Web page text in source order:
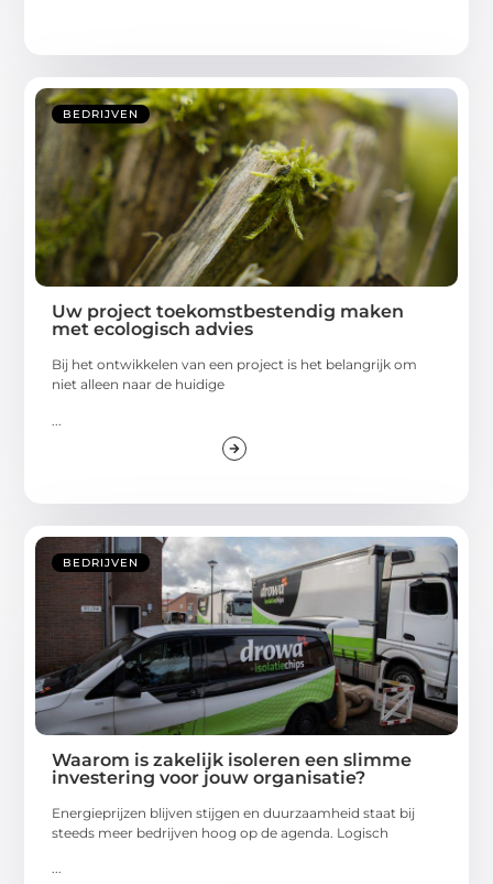
BEDRIJVEN
Uw project toekomstbestendig maken
met ecologisch advies
Bij het ontwikkelen van een project is het belangrijk om
niet alleen naar de huidige
BEDRIJVEN
Waarom is zakelijk isoleren een slimme
investering voor jouw organisatie?
Energieprijzen blijven stijgen en duurzaamheid staat bij
steeds meer bedrijven hoog op de agenda. Logisch
...